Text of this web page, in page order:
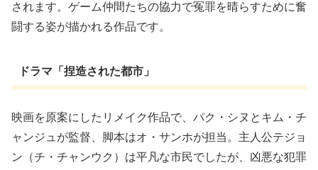
されます。ゲーム仲間たちの協力で冤罪を晴らすために奮
闘する姿が描かれる作品です。
ドラマ「捏造された都市」
映画を原案にしたリメイク作品で、パク・シヌとキム・チ
ャンジュが監督、脚本はオ・サンホが担当。主人公テジョ
ン（チ・チャンウク）は平凡な市民でしたが、凶悪な犯罪